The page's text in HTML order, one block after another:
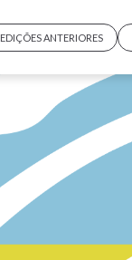
EDIÇÕES ANTERIORES